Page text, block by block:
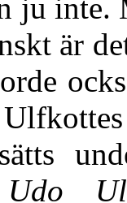
ju inte.
är